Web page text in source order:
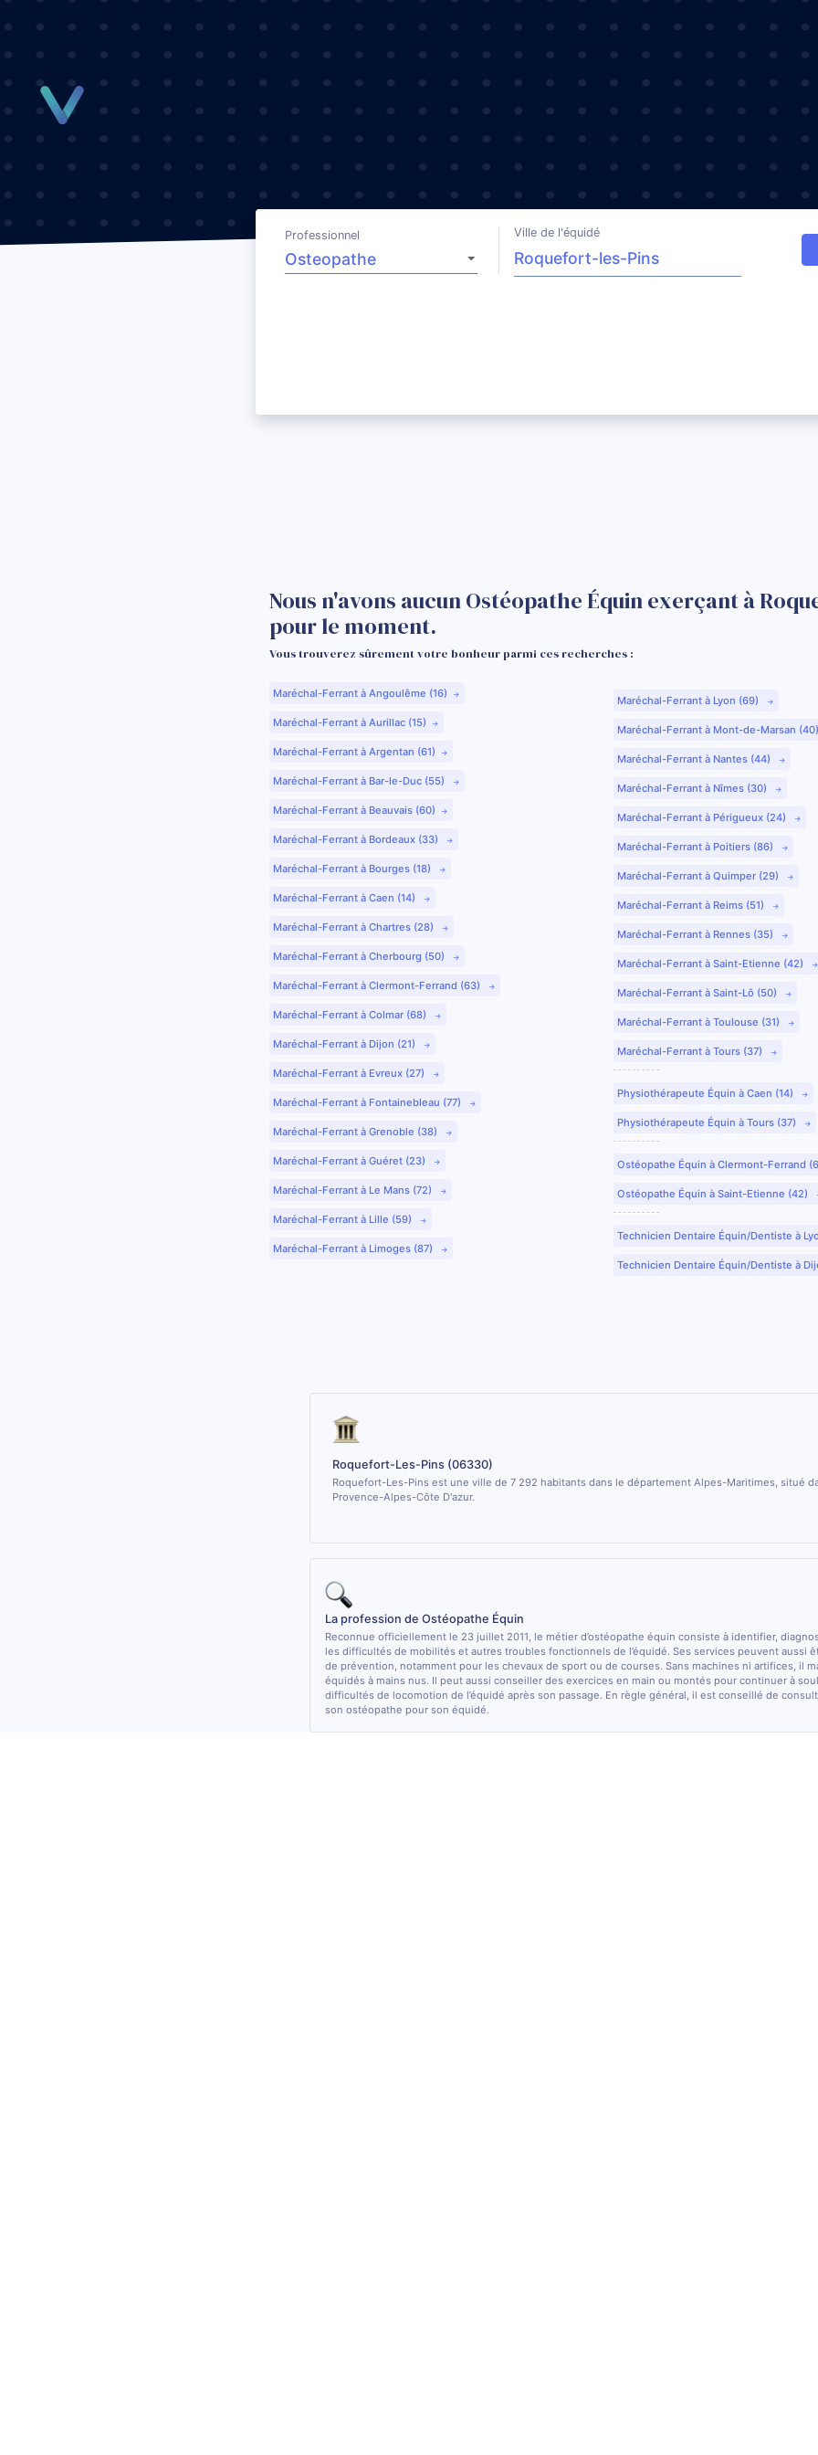
Professionnel Ville de l'équidé
Nous n'avons aucun Ostéopathe Équin exerçant à
pour le moment.
Vous trouverez sûrement votre bonheur parmi ces recherches :
Maréchal-Ferrant à Angoulême (16)
Maréchal-Ferrant à Aurillac (15)
Maréchal-Ferrant à Argentan (61)
Maréchal-Ferrant à Bar-le-Duc (55)
Maréchal-Ferrant à Beauvais (60)
Maréchal-Ferrant à Bordeaux (33)
Maréchal-Ferrant à Bourges (18)
Maréchal-Ferrant à Caen (14)
Maréchal-Ferrant à Chartres (28)
Maréchal-Ferrant à Cherbourg (50)
Maréchal-Ferrant à Clermont-Ferrand (63)
Maréchal-Ferrant à Colmar (68)
Maréchal-Ferrant à Dijon (21)
Maréchal-Ferrant à Evreux (27)
Maréchal-Ferrant à Fontainebleau (77)
Maréchal-Ferrant à Grenoble (38)
Maréchal-Ferrant à Guéret (23)
Maréchal-Ferrant à Le Mans (72)
Maréchal-Ferrant à Lille (59)
Maréchal-Ferrant à Limoges (87)
Maréchal-Ferrant à Lyon (69)
Maréchal-Ferrant à Mont-de-Marsan
Maréchal-Ferrant à Nantes (44)
Maréchal-Ferrant à Nîmes (30)
Maréchal-Ferrant à Périgueux (24)
Maréchal-Ferrant à Poitiers (86)
Maréchal-Ferrant à Quimper (29)
Maréchal-Ferrant à Reims (51)
Maréchal-Ferrant à Rennes (35)
Maréchal-Ferrant à Saint-Etienne (42)
Maréchal-Ferrant à Saint-Lô (50)
Maréchal-Ferrant à Toulouse (31)
Maréchal-Ferrant à Tours (37)
Physiothérapeute Équin à Caen (14)
Physiothérapeute Équin à Tours (37)
Ostéopathe Équin à Clermont-Ferrand
Ostéopathe Équin à Saint-Etienne (42)
Technicien Dentaire Équin/Dentiste à
Technicien Dentaire Équin/Dentiste à
Roquefort-Les-Pins (06330)
Roquefort-Les-Pins est une ville de 7 292 habitants dans le département Alpes-Maritimes, situé
Provence-Alpes-Côte D'azur.
La profession de Ostéopathe Équin
Reconnue officiellement le 23 juillet 2011, le métier d’ostéopathe équin consiste à identifier,
les difficultés de mobilités et autres troubles fonctionnels de l’équidé. Ses services peuvent aussi
de prévention, notamment pour les chevaux de sport ou de courses. Sans machines ni artifices, il
équidés à mains nus. Il peut aussi conseiller des exercices en main ou montés pour continuer à
difficultés de locomotion de l’équidé après son passage. En règle général, il est conseillé de
son ostéopathe pour son équidé.